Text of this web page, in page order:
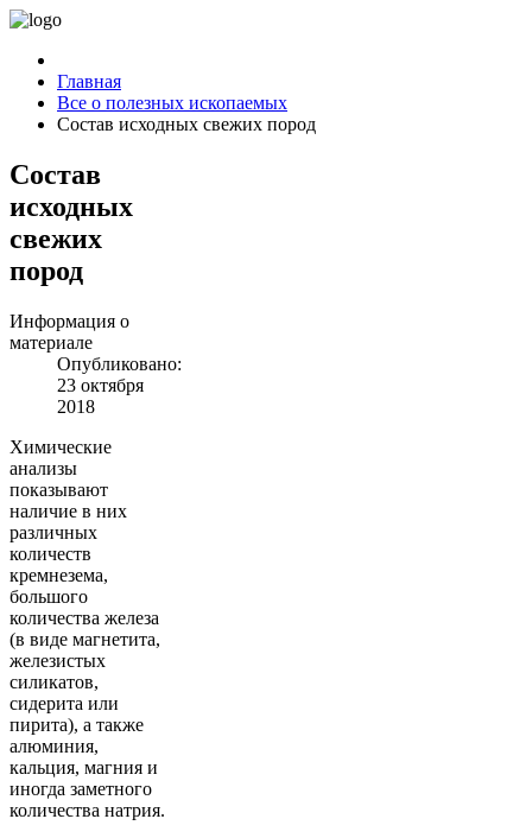
Главная
Все о полезных ископаемых
Состав исходных свежих пород
Состав
исходных
свежих
пород
Информация о
материале
Опубликовано:
23 октября
2018
Химические
анализы
показывают
наличие в них
различных
количеств
кремнезема,
большого
количества железа
(в виде магнетита,
железистых
силикатов,
сидерита или
пирита), а также
алюминия,
кальция, магния и
иногда заметного
количества натрия.